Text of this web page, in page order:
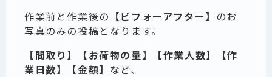
作業前と作業後の 【ビフォーアフター】 のお
写真のみの投稿となります。
【間取り】【お荷物の量】【作業人数】【作
業日数】【金額】 など、